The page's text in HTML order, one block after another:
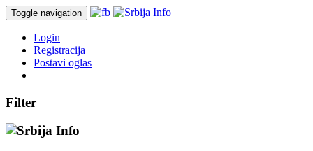
Toggle navigation
Login
Registracija
Postavi oglas
Filter